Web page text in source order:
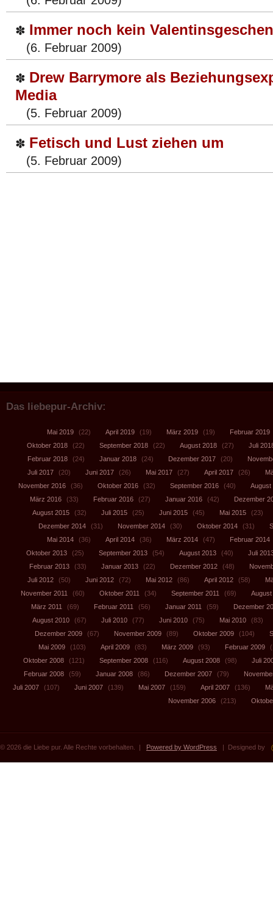
✽ Immer noch kein
(6. Februar 2009)
✽ Drew Barrymore als
Media
(5. Februar 2009)
✽ Fetisch und Lust ziehen um
(5. Februar 2009)
Das liebepur-Archiv:
Mai 2019 (22) April 2019 (19) März 2019 (19) Februar 2019
Oktober 2018
(22) September 2018 (22) August 2018 (27)
Juli
Februar 2018
(24) Januar 2018 (24) Dezember 2017 (20)
Juli 2017
(20) Juni 2017 (26) Mai 2017 (27) April 2017 (26)
November 2016
(36) Oktober 2016 (32) September 2016 (40)
August
März 2016
(33) Februar 2016 (27) Januar 2016 (42)
Dezember
August 2015
(32) Juli 2015 (25) Juni 2015 (45) Mai 2015
(23)
Dezember 2014
(31) November 2014 (30) Oktober 2014 (31)
Mai 2014
(36) April 2014 (36) März 2014 (47) Februar 2014
Oktober 2013
(25) September 2013 (54) August 2013 (40)
Juli
Februar 2013
(33) Januar 2013 (22) Dezember 2012 (48)
Juli 2012
(50) Juni 2012 (72) Mai 2012 (86) April 2012 (58)
November 2011
(60) Oktober 2011 (34) September 2011 (69)
August
März 2011
(69) Februar 2011 (56) Januar 2011 (59)
Dezember
August 2010
(67) Juli 2010 (77) Juni 2010 (75) Mai 2010
(83)
Dezember 2009
(67) November 2009 (89) Oktober 2009 (104)
Mai 2009
(103) April 2009 (83) März 2009 (93) Februar 2009
Oktober 2008
(121) September 2008 (116) August 2008 (98)
Juli
Februar 2008
(59) Januar 2008 (86) Dezember 2007 (79)
Juli 2007
(107) Juni 2007 (139) Mai 2007 (159) April 2007 (136)
November 2006
(213)
© 2026 die Liebe pur. Alle Rechte vorbehalten. | Powered by WordPress | Designed by